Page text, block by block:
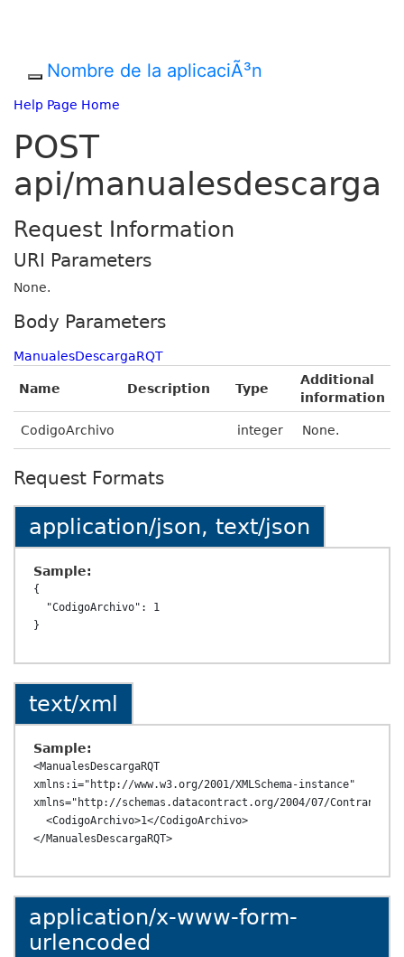
Nombre de la aplicaciÃ³n
Help Page Home
POST
api/manualesdescarga
Request Information
URI Parameters
None.
Body Parameters
ManualesDescargaRQT
Name Description Type
Additional
information
CodigoArchivo integer None.
Request Formats
application/json, text/json
Sample:
{
text/xml
Sample:
<ManualesDescargaRQT
xmlns:i="http://www.w3.org/2001/XMLSchema-instance"
xmlns="http://schemas.datacontract.org/2004/07/
application/x-www-form-
urlencoded